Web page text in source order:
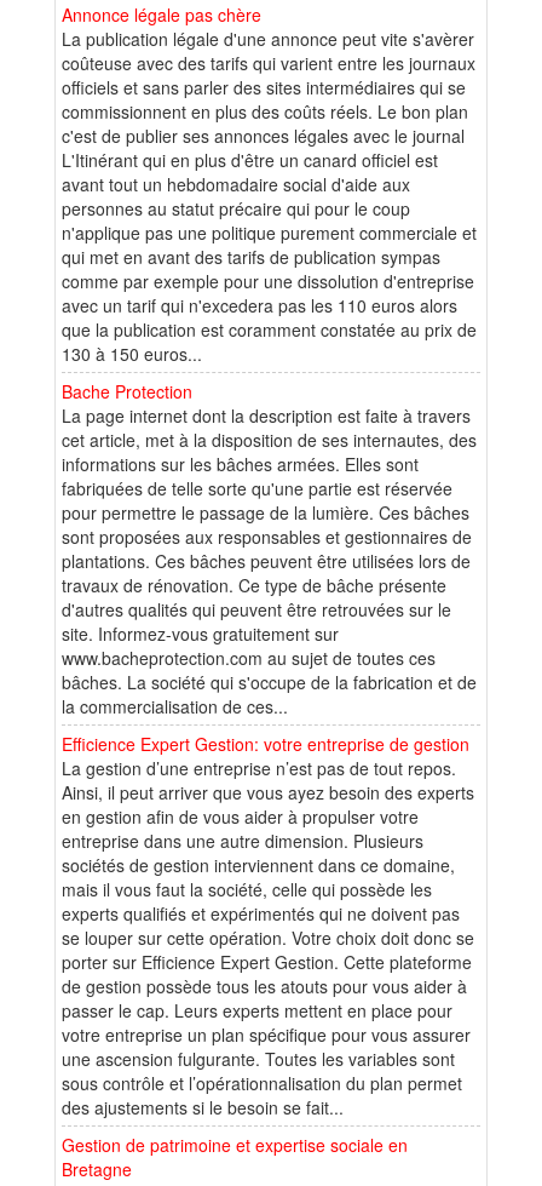
Annonce légale pas chère
La publication légale d'une annonce peut vite s'avèrer
coûteuse avec des tarifs qui varient entre les journaux
officiels et sans parler des sites intermédiaires qui se
commissionnent en plus des coûts réels. Le bon plan
c'est de publier ses annonces légales avec le journal
L'Itinérant qui en plus d'être un canard officiel est
avant tout un hebdomadaire social d'aide aux
personnes au statut précaire qui pour le coup
n'applique pas une politique purement commerciale et
qui met en avant des tarifs de publication sympas
comme par exemple pour une dissolution d'entreprise
avec un tarif qui n'excedera pas les 110 euros alors
que la publication est coramment constatée au prix de
130 à 150 euros...
Bache Protection
La page internet dont la description est faite à travers
cet article, met à la disposition de ses internautes, des
informations sur les bâches armées. Elles sont
fabriquées de telle sorte qu'une partie est réservée
pour permettre le passage de la lumière. Ces bâches
sont proposées aux responsables et gestionnaires de
plantations. Ces bâches peuvent être utilisées lors de
travaux de rénovation. Ce type de bâche présente
d'autres qualités qui peuvent être retrouvées sur le
site. Informez-vous gratuitement sur
www.bacheprotection.com au sujet de toutes ces
bâches. La société qui s'occupe de la fabrication et de
la commercialisation de ces...
Efficience Expert Gestion: votre entreprise de gestion
La gestion d’une entreprise n’est pas de tout repos.
Ainsi, il peut arriver que vous ayez besoin des experts
en gestion afin de vous aider à propulser votre
entreprise dans une autre dimension. Plusieurs
sociétés de gestion interviennent dans ce domaine,
mais il vous faut la société, celle qui possède les
experts qualifiés et expérimentés qui ne doivent pas
se louper sur cette opération. Votre choix doit donc se
porter sur Efficience Expert Gestion. Cette plateforme
de gestion possède tous les atouts pour vous aider à
passer le cap. Leurs experts mettent en place pour
votre entreprise un plan spécifique pour vous assurer
une ascension fulgurante. Toutes les variables sont
sous contrôle et l’opérationnalisation du plan permet
des ajustements si le besoin se fait...
Gestion de patrimoine et expertise sociale en
Bretagne